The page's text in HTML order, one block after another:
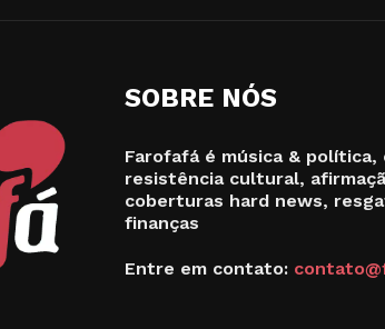
SOBRE NÓS
Farofafá é música &
resistência cultural,
coberturas hard news,
finanças
Entre em contato: